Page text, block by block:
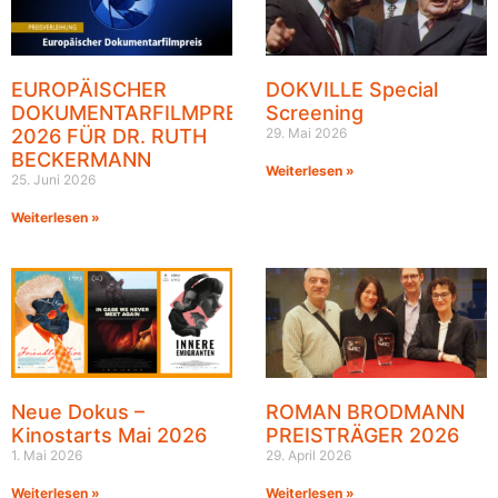
EUROPÄISCHER
DOKUMENTARFILMPREIS
2026 FÜR DR. RUTH
BECKERMANN
25. Juni 2026
Weiterlesen »
DOKVILLE Special
Screening
29. Mai 2026
Weiterlesen »
Neue Dokus –
Kinostarts Mai 2026
1. Mai 2026
Weiterlesen »
ROMAN BRODMANN
PREISTRÄGER 2026
29. April 2026
Weiterlesen »